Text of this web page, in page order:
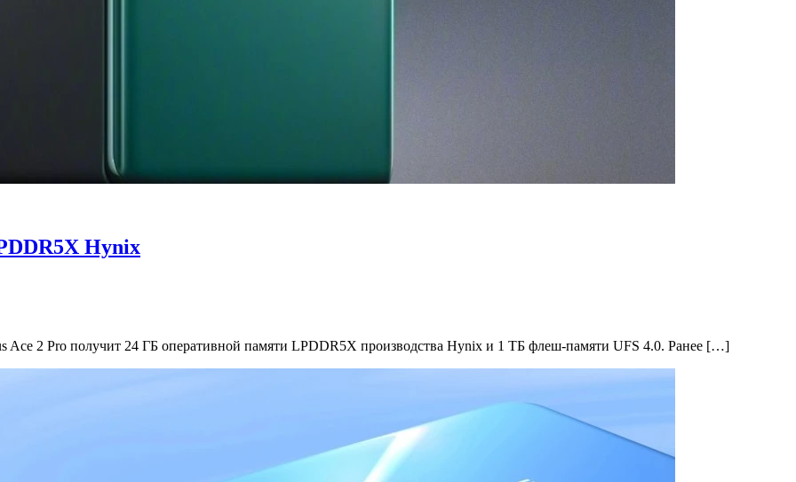
Hynix
Ace 2 Pro получит 24 ГБ оперативной памяти LPDDR5X производства Hynix и 1 ТБ флеш-памяти UFS 4.0. Ранее […]